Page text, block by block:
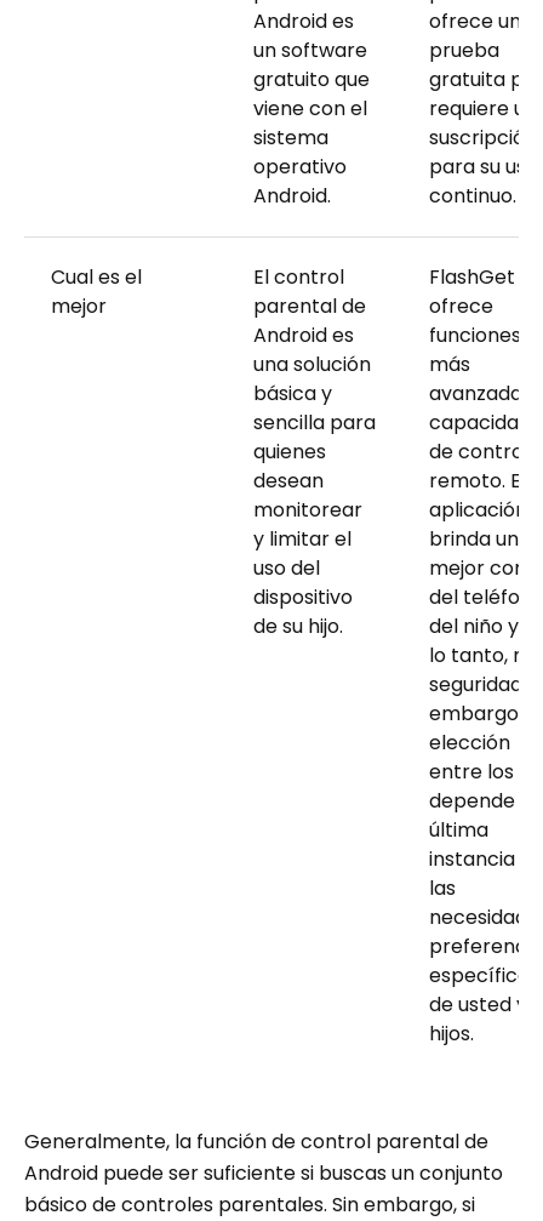
Android es
un software
gratuito que
viene con el
sistema
operativo
Android.
ofrece una
prueba
gratuita
requiere
suscripción
para su uso
continuo.
Cual es el
mejor
El control
parental de
Android es
una solución
básica y
sencilla para
quienes
desean
monitorear
y limitar el
uso del
dispositivo
de su hijo.
FlashGet
ofrece
funciones
más
avanzadas
de control
remoto.
aplicación
brinda un
mejor
del teléfono
del niño y,
lo tanto,
seguridad.
embargo.
elección
entre los
depende en
última
instancia de
las
específicas
de usted y
hijos.
Generalmente, la función de control parental de
Android puede ser suficiente si buscas un conjunto
básico de controles parentales. Sin embargo, si